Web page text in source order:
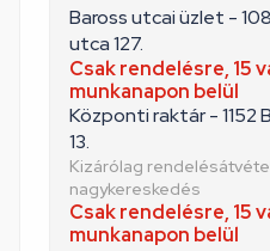
Baross utcai üzlet -
utca 127.
Csak rendelésre, 15
munkanapon belül
Központi raktár - 1152
13.
Kizárólag
nagykereskedés
Csak rendelésre, 15
munkanapon belül